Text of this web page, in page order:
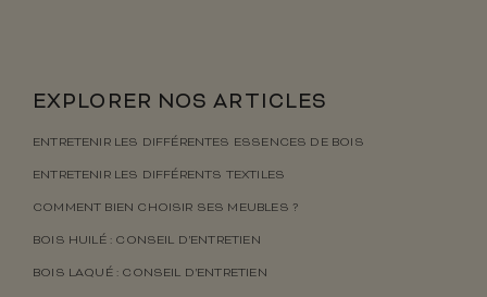
EXPLORER NOS ARTICLES
ENTRETENIR LES DIFFÉRENTES ESSENCES DE BOIS
ENTRETENIR LES DIFFÉRENTS TEXTILES
COMMENT BIEN CHOISIR SES MEUBLES ?
BOIS HUILÉ : CONSEIL D’ENTRETIEN
BOIS LAQUÉ : CONSEIL D’ENTRETIEN